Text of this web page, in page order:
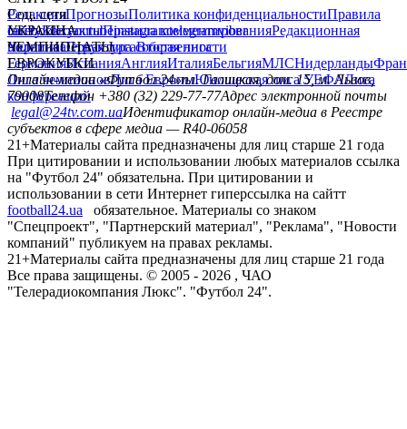
РедакцияПрогнозыПолитика конфиденциальностиПравила
сайтуКонтактыПравила комментированияРедакционная
политикаСтруктура собственности
Соц. сети
facebookxyoutubeinstagramtelegramviber
УКРАИНА
УкраинаПервая лигаВторая лига
ЧЕМПИОНАТЫ
ГерманияИспанияАнглияИталияБельгияМЛСНидерланды
ЕВРОКУБКИ
Лига чемпионовЛига ЕвропыЮношеская лига УЕФАЛига
конференций
Онлайн-медиа «Футбол 24»пл. Галицкая, дом. 15, м. Львов,
79008Телефон +380 (32) 229-77-77Адрес электронной почты
legal@24tv.com.uaИдентификатор онлайн-медиа в Реестре
субъектов в сфере медиа — R40-06058
21+Материалы сайта предназначены для лиц старше 21 года
При цитировании и использовании любых материалов ссылка
на "Футбол 24" обязательна. При цитировании и
использовании в сети Интернет гиперссылка на сайтт
football24.ua
обязательное. Материалы со знаком
"Спецпроект", "Партнерский материал", "Реклама", "Новости
компаний" публикуем на правах рекламы.
21+Материалы сайта предназначены для лиц старше 21 года
Все права защищены. © 2005 - 2026 , ЧАО
"Телерадиокомпания Люкс". "Футбол 24".